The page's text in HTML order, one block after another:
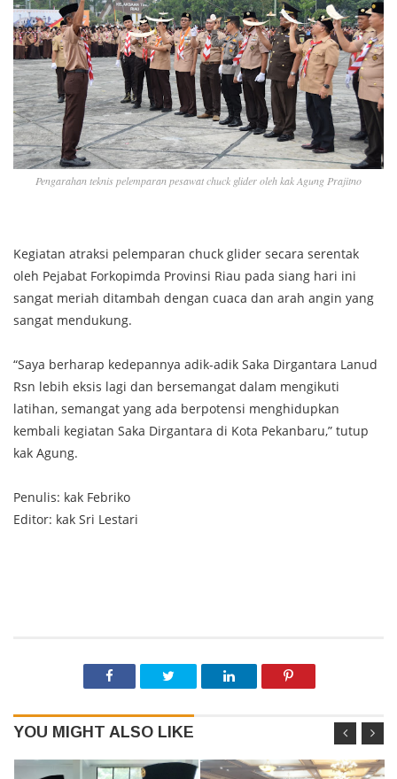
Pengarahan teknis pelemparan pesawat chuck glider oleh kak Agung Prajitno
Kegiatan atraksi pelemparan chuck glider secara serentak
oleh Pejabat Forkopimda Provinsi Riau pada siang hari ini
sangat meriah ditambah dengan cuaca dan arah angin yang
sangat mendukung.
“Saya berharap kedepannya adik-adik Saka Dirgantara Lanud
Rsn lebih eksis lagi dan bersemangat dalam mengikuti
latihan, semangat yang ada berpotensi menghidupkan
kembali kegiatan Saka Dirgantara di Kota Pekanbaru,” tutup
kak Agung.
Penulis: kak Febriko
Editor: kak Sri Lestari
YOU MIGHT ALSO LIKE